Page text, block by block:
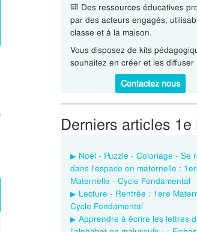
🎒 Des ressources éducatives
par des acteurs engagés,
classe et à la maison.
Vous disposez de kits
souhaitez en créer et les diffuser
Contactez nous
Derniers articles 1e
Noël - Puzzle - Coloriage - Se
dans l'espace en maternelle :
Maternelle - Cycle Fondamental
Lecture - Rentrée : 1ere
Cycle Fondamental
Apprendre à écrire les lettres